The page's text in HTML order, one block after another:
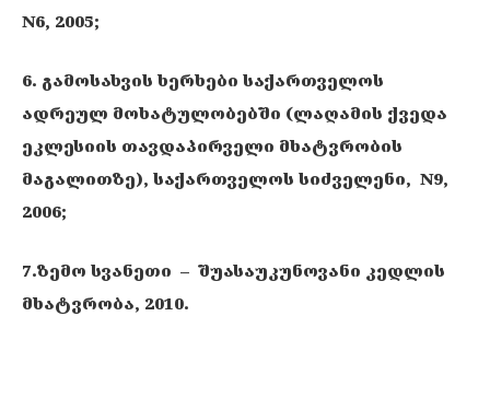
N6, 2005;
6. გამოსახვის ხერხები საქართველოს
ადრეულ მოხატულობებში (ლაღამის ქვედა
ეკლესიის თავდაპირველი მხატვრობის
მაგალითზე), საქართველოს სიძველენი, N9,
2006;
7.ზემო სვანეთი – შუასაუკუნოვანი კედლის
მხატვრობა, 2010.